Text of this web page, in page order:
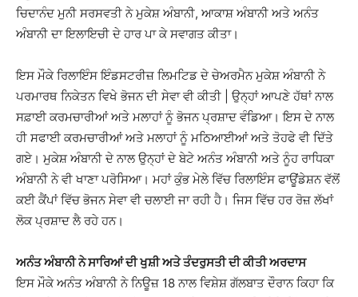
ਚਿਦਾਨੰਦ ਮੁਨੀ ਸਰਸਵਤੀ ਨੇ ਮੁਕੇਸ਼ ਅੰਬਾਨੀ, ਆਕਾਸ਼ ਅੰਬਾਨੀ ਅਤੇ ਅਨੰਤ
ਅੰਬਾਨੀ ਦਾ ਇਲਾਇਚੀ ਦੇ ਹਾਰ ਪਾ ਕੇ ਸਵਾਗਤ ਕੀਤਾ।
ਇਸ ਮੌਕੇ ਰਿਲਾਇੰਸ ਇੰਡਸਟਰੀਜ਼ ਲਿਮਟਿਡ ਦੇ ਚੇਅਰਮੈਨ ਮੁਕੇਸ਼ ਅੰਬਾਨੀ ਨੇ
ਪਰਮਾਰਥ ਨਿਕੇਤਨ ਵਿਖੇ ਭੋਜਨ ਦੀ ਸੇਵਾ ਵੀ ਕੀਤੀ | ਉਨ੍ਹਾਂ ਆਪਣੇ ਹੱਥਾਂ ਨਾਲ
ਸਫ਼ਾਈ ਕਰਮਚਾਰੀਆਂ ਅਤੇ ਮਲਾਹਾਂ ਨੂੰ ਭੋਜਨ ਪ੍ਰਸ਼ਾਦ ਵੰਡਿਆ। ਇਸ ਦੇ ਨਾਲ
ਹੀ ਸਫਾਈ ਕਰਮਚਾਰੀਆਂ ਅਤੇ ਮਲਾਹਾਂ ਨੂੰ ਮਠਿਆਈਆਂ ਅਤੇ ਤੋਹਫੇ ਵੀ ਦਿੱਤੇ
ਗਏ। ਮੁਕੇਸ਼ ਅੰਬਾਨੀ ਦੇ ਨਾਲ ਉਨ੍ਹਾਂ ਦੇ ਬੇਟੇ ਅਨੰਤ ਅੰਬਾਨੀ ਅਤੇ ਨੂੰਹ ਰਾਧਿਕਾ
ਅੰਬਾਨੀ ਨੇ ਵੀ ਖਾਣਾ ਪਰੋਸਿਆ। ਮਹਾਂ ਕੁੰਭ ਮੇਲੇ ਵਿੱਚ ਰਿਲਾਇੰਸ ਫਾਊਂਡੇਸ਼ਨ ਵੱਲੋਂ
ਕਈ ਕੈਂਪਾਂ ਵਿੱਚ ਭੋਜਨ ਸੇਵਾ ਵੀ ਚਲਾਈ ਜਾ ਰਹੀ ਹੈ। ਜਿਸ ਵਿੱਚ ਹਰ ਰੋਜ਼ ਲੱਖਾਂ
ਲੋਕ ਪ੍ਰਸ਼ਾਦ ਲੈ ਰਹੇ ਹਨ।
ਅਨੰਤ ਅੰਬਾਨੀ ਨੇ ਸਾਰਿਆਂ ਦੀ ਖੁਸ਼ੀ ਅਤੇ ਤੰਦਰੁਸਤੀ ਦੀ ਕੀਤੀ ਅਰਦਾਸ
ਇਸ ਮੌਕੇ ਅਨੰਤ ਅੰਬਾਨੀ ਨੇ ਨਿਊਜ਼ 18 ਨਾਲ ਵਿਸ਼ੇਸ਼ ਗੱਲਬਾਤ ਦੌਰਾਨ ਕਿਹਾ ਕਿ